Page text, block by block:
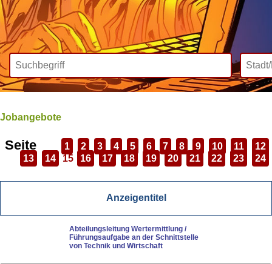
Wir bieten Inklusive
Jobangebote
Seite 1 2 3 4 5 6 7 8 9 10 11
12
13
14 15 16 17 18 19 20 21 22 23 24
Anzeigentitel
Abteilungsleitung Wertermittlung /
Führungsaufgabe an der Schnittstelle
von Technik und Wirtschaft